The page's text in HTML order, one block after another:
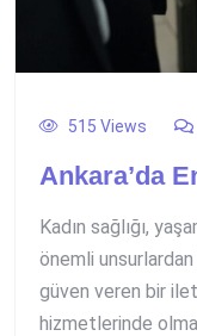
515 Views
Ankara’da
Kadın sağlığı,
önemli
güven veren bir
hizmetlerinde